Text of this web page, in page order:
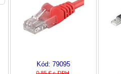
Kód: 79095